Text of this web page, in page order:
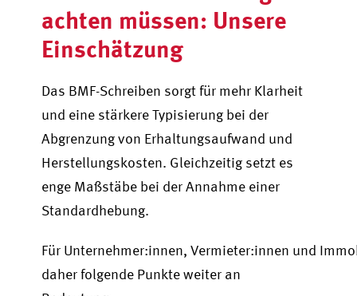
achten müssen: Unsere
Einschätzung
Das BMF-Schreiben sorgt für mehr Klarheit
und eine stärkere Typisierung bei der
Abgrenzung von Erhaltungsaufwand und
Herstellungskosten. Gleichzeitig setzt es
enge Maßstäbe bei der Annahme einer
Standardhebung.
Für Unternehmer:innen, Vermieter:innen und
daher folgende Punkte weiter an